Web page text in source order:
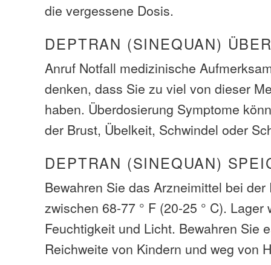
die vergessene Dosis.
DEPTRAN (SINEQUAN)
Anruf Notfall medizinische
denken, dass Sie zu viel von dieser
haben. Überdosierung Symptome
der Brust, Übelkeit, Schwindel oder
DEPTRAN (SINEQUAN)
Bewahren Sie das Arzneimittel bei
zwischen 68-77 ° F (20-25 ° C). Lager
Feuchtigkeit und Licht. Bewahren Sie
Reichweite von Kindern und weg von